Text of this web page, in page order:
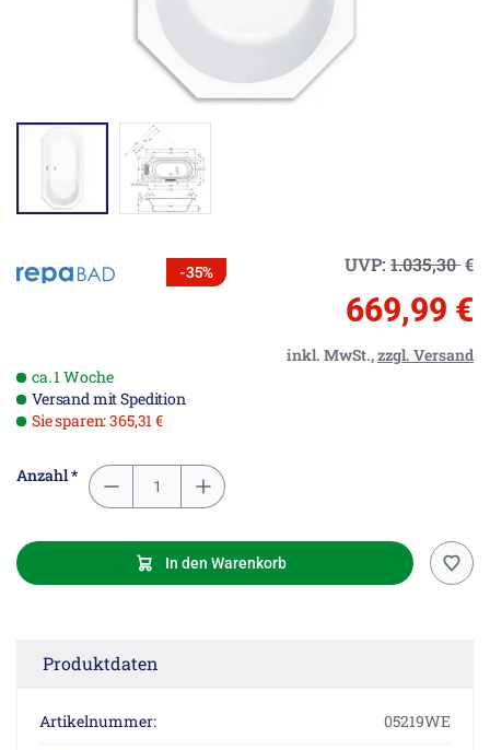
-35% UVP: 1.035,30€
669,99 €
inkl. MwSt.,zzgl. Versand
ca. 1 Woche
Versand mit Spedition
Sie sparen: 365,31 €
Anzahl *
In den Warenkorb
Produktdaten
Artikelnummer: 05219WE